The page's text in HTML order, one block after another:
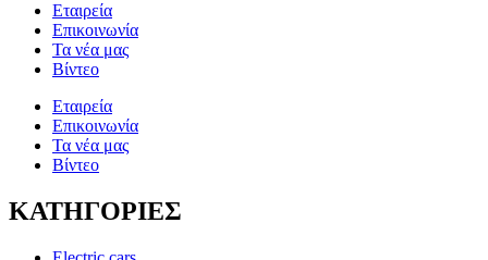
Εταιρεία
Επικοινωνία
Τα νέα μας
Βίντεο
Εταιρεία
Επικοινωνία
Τα νέα μας
Βίντεο
ΚΑΤΗΓΟΡΙΕΣ